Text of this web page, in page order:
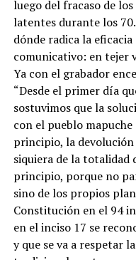
luego del fracaso de
latentes durante los
dónde radica la
comunicativo: en tejer
Ya con el grabador
“Desde el primer día
sostuvimos que la
con el pueblo mapuche
principio, la
siquiera de la
principio, porque no
sino de los propios
Constitución en el 94
en el inciso 17 se
y que se va a respetar